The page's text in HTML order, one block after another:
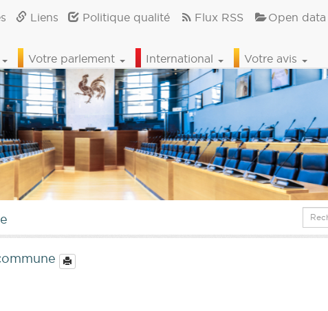
Liens Politique qualité Flux RSS Open data
Votre parlement International Votre avis